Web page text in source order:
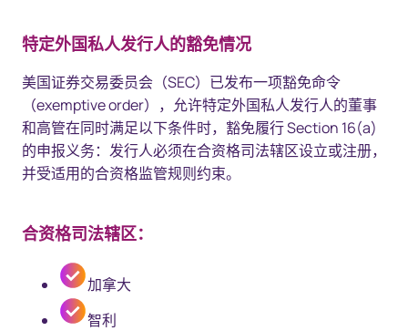
特定外国私人发行人的豁免情况
美国证券交易委员会（SEC）已发布一项豁免命令
（exemptive order），允许特定外国私人发行人的董事
和高管在同时满足以下条件时，豁免履行 Section 16(a)
的申报义务：发行人必须在合资格司法辖区设立或注册，
并受适用的合资格监管规则约束。
合资格司法辖区：
加拿大
智利